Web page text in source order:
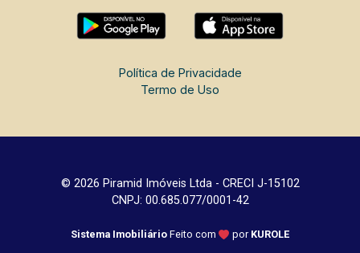
Política de Privacidade
Termo de Uso
© 2026 Piramid Imóveis Ltda - CRECI J-15102
CNPJ: 00.685.077/0001-42
Sistema Imobiliário Feito com por KUROLE